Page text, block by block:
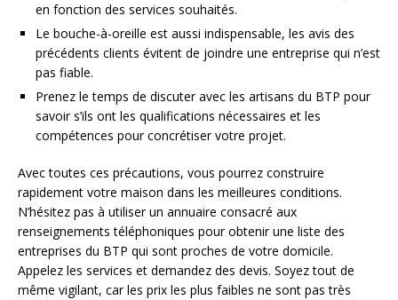
en fonction des services souhaités.
Le bouche-à-oreille est aussi indispensable, les avis des
précédents clients évitent de joindre une entreprise qui n’est
pas fiable.
Prenez le temps de discuter avec les artisans du BTP pour
savoir s’ils ont les qualifications nécessaires et les
compétences pour concrétiser votre projet.
Avec toutes ces précautions, vous pourrez construire
rapidement votre maison dans les meilleures conditions.
N’hésitez pas à utiliser un annuaire consacré aux
renseignements téléphoniques pour obtenir une liste des
entreprises du BTP qui sont proches de votre domicile.
Appelez les services et demandez des devis. Soyez tout de
même vigilant, car les prix les plus faibles ne sont pas très